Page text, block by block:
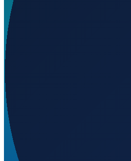
Wird geladen...